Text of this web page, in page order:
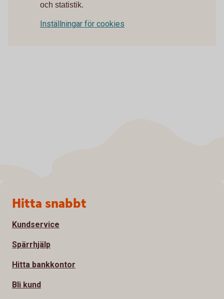
och statistik.
Inställningar för cookies
Sidfot
Hitta snabbt
Kundservice
Spärrhjälp
Hitta bankkontor
Bli kund